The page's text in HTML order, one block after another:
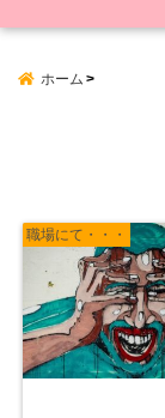
ホーム
職場にて・・・